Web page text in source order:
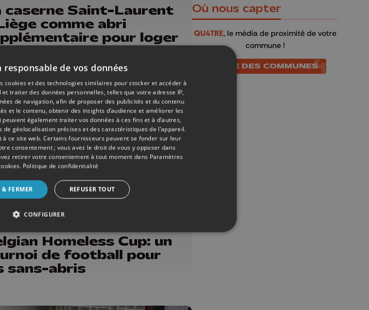
caserne Saint-Laurent
comme abri
pour loger
sans-abris
Homeless Cup: un
de football pour
sans-abris
Où nous capter
QU4TRE, le média de proximité de votre
commune !
LISTE DES COMMUNES
de vos données
cookies et des technologies similaires pour stocker et accéder à
traiter des données personnelles, telles que votre adresse IP,
de navigation, afin de proposer des publicités et du contenu
et le contenu, obtenir des insights d’audience et améliorer les
peuvent également traiter vos données à ces fins et à d’autres,
géolocalisation précises et des caractéristiques de l’appareil.
à ce site web. Certains fournisseurs peuvent se fonder sur leur
consentement ; vous avez le droit de vous y opposer dans
retirer votre consentement à tout moment dans Paramètres
. Politique de confidentialité
& FERMER REFUSER TOUT
CONFIGURER